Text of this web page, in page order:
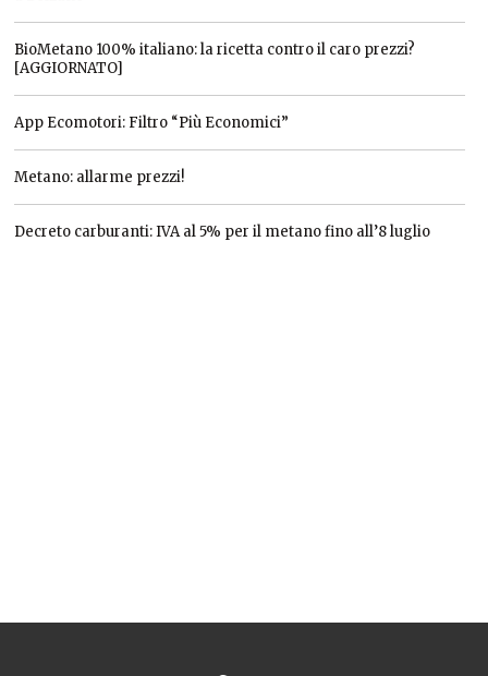
BioMetano 100% italiano: la ricetta contro il caro prezzi?
[AGGIORNATO]
App Ecomotori: Filtro “Più Economici”
Metano: allarme prezzi!
Decreto carburanti: IVA al 5% per il metano fino all’8 luglio